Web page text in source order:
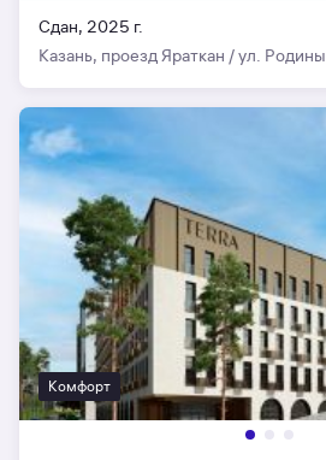
Сдан, 2025 г.
Казань, проезд Яраткан / ул. Родины
Комфорт